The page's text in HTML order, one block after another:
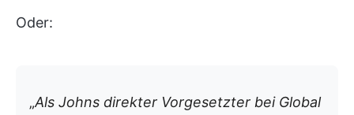
Oder:
„Als Johns direkter Vorgesetzter bei Global